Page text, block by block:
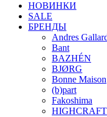
НОВИНКИ
SALE
БРЕНДЫ
Andres
Bant
BAZHÉN
BJØRG
Bonne Maison
(b)part
Fakoshima
HIGHCRAFT